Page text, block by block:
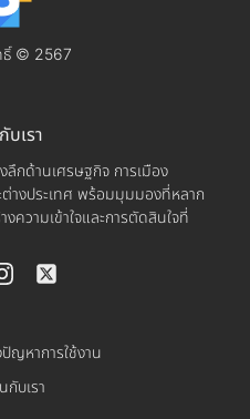
ธิ์ © 2567
บเรา
ลึกด้านเศรษฐกิจ การเมือง
ต่างประเทศ พร้อมมุมมองที่หลาก
ความเข้าใจและการตัดสินใจที่
ญหาการใช้งาน
กับเรา